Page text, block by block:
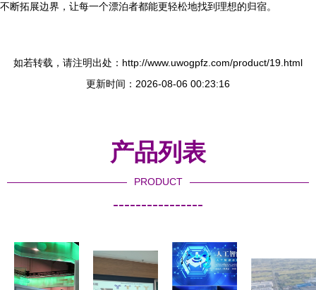
不断拓展边界，让每一个漂泊者都能更轻松地找到理想的归宿。
如若转载，请注明出处：http://www.uwogpfz.com/product/19.html
更新时间：2026-08-06 00:23:16
产品列表
PRODUCT
----------------